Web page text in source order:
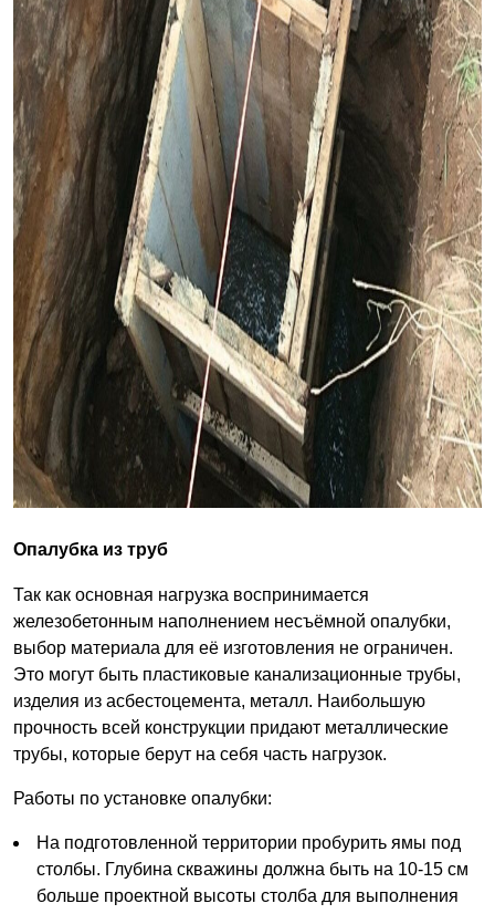
Опалубка из труб
Так как основная нагрузка воспринимается
железобетонным наполнением несъёмной опалубки,
выбор материала для её изготовления не ограничен.
Это могут быть пластиковые канализационные трубы,
изделия из асбестоцемента, металл. Наибольшую
прочность всей конструкции придают металлические
трубы, которые берут на себя часть нагрузок.
Работы по установке опалубки:
На подготовленной территории пробурить ямы под
столбы. Глубина скважины должна быть на 10-15 см
больше проектной высоты столба для выполнения